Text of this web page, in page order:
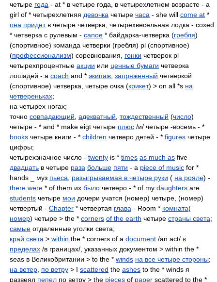
четыре года - at * в четыре года, в четырехлетнем возрасте - a
girl of * четырехлетняя девочка четыре часа - she will come at *
она придетв четыре четверка, четырехвесельная лодка - coxed
* четверка с рулевым - canoe * байдарка-четверка (гребля)
(спортивное) команда четверки (гребля) pl (спортивное)
(профессионализм) соревнования, гонки четверок pl
четырехпроцентные акции или ценные бумаги четверка
лошадей - a coach and * экипаж запряженный четверкой
(спортивное) четверка, четыре очка (крикет) > on all *s на
четвереньках;
на четырех ногах;
точно совпадающий адекватный тождественный (число)
четыре - * and * make eigt четыре плюс /и/ четыре -восемь - *
books четыре книги - * children четверо детей - * figures четыре
цифры;
четырехзначное число - twenty is * times as much as five
двадцать в четыре раза больше пяти - a piece of music for *
hands _ муз пьеса разыгрываемая в четыре руки ( на рояле) -
there were * of them их было четверо - * of my daughters are
students четыре мои дочери учатся (номер) четыре, (номер)
четвертый - Chapter * четвертая глава - Room * комната(
номер) четыре > the * corners of the earth четыре страны света;
самые отдаленные уголки света;
край света > within the * corners of a document /an act/ в
пределах /в границах/, указанных документом > within the *
seas в Великобритании > to the * winds на все четыре стороны;
на ветер по ветру > I scattered the ashes to the * winds я
развеял пепел по ветру > the pieces of paper scattered to the *